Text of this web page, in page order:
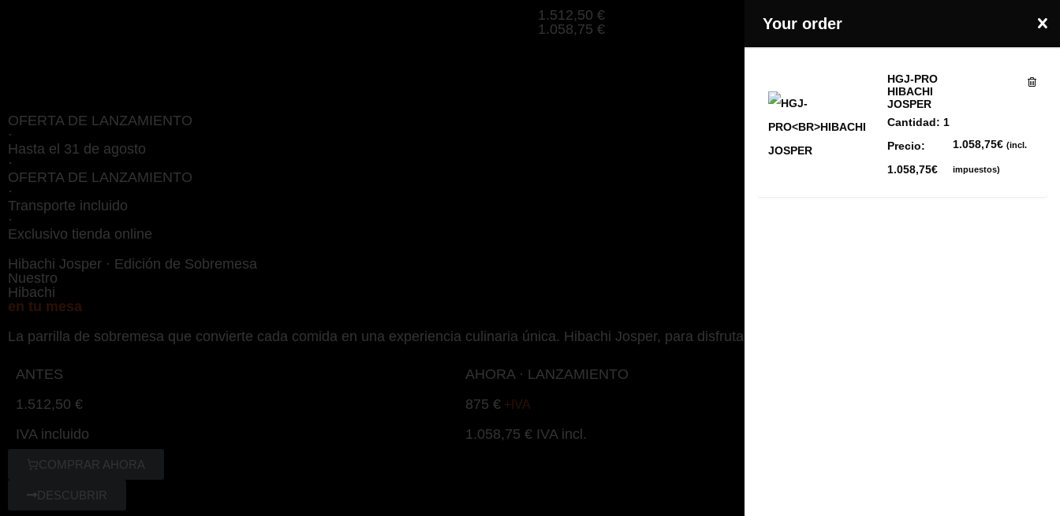
1.512,50 €
1.058,75 €
COMPRAR AHORA
Ir a la cesta
OFERTA DE LANZAMIENTO
·
Hasta el 31 de agosto
·
OFERTA DE LANZAMIENTO
·
Transporte incluido
·
Exclusivo tienda online
Hibachi Josper · Edición de Sobremesa
Nuestro
Hibachi
en tu mesa
La parrilla de sobremesa que convierte cada comida en una experiencia culinaria única. Hibachi Josper, para disfrutarlo este verano.
ANTES
1.512,50 €
IVA incluido
AHORA · LANZAMIENTO
875 € +IVA
1.058,75 € IVA incl.
COMPRAR AHORA
DESCUBRIR
Your order
HGJ-PRO
HIBACHI
JOSPER
Cantidad: 1
Precio:
1.058,75€
1.058,75€ (incl.
impuestos)